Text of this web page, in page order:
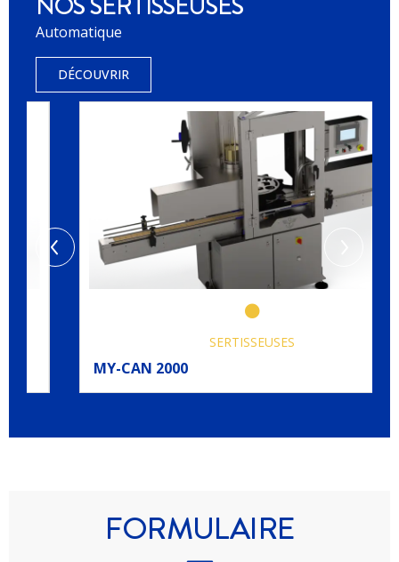
Automatique
DÉCOUVRIR
SERTISSEUSES
MY-CAN 2000
FORMULAIRE